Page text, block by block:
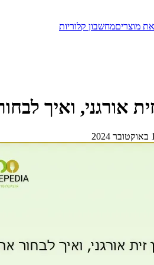
מוצריםמחשבון קלוריות
אורגני, ואיך